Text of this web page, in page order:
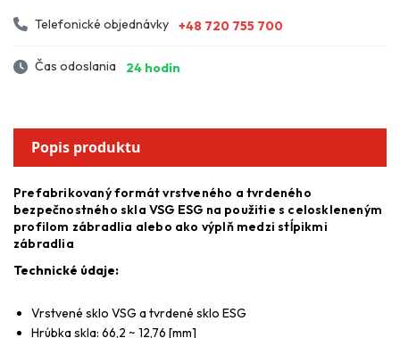
Telefonické objednávky +48 720 755 700
Čas odoslania 24 hodín
Popis produktu
Prefabrikovaný formát vrstveného a tvrdeného
bezpečnostného skla VSG ESG na použitie s celoskleneným
profilom zábradlia alebo ako výplň medzi stĺpikmi
zábradlia
Technické údaje:
Vrstvené sklo VSG a tvrdené sklo ESG
Hrúbka skla: 66,2 ~ 12,76 [mm]